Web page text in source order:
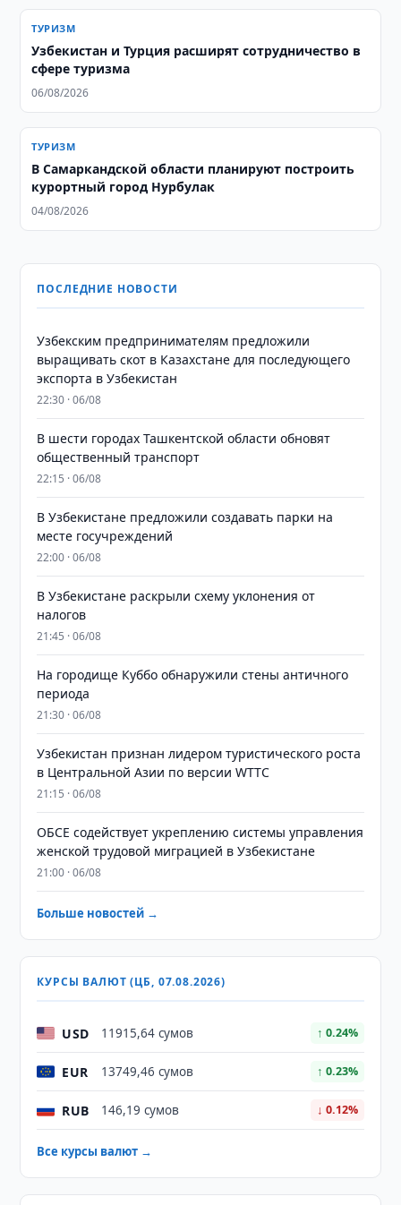
ТУРИЗМ
Узбекистан и Турция расширят сотрудничество в
сфере туризма
06/08/2026
ТУРИЗМ
В Самаркандской области планируют построить
курортный город Нурбулак
04/08/2026
ПОСЛЕДНИЕ НОВОСТИ
Узбекским предпринимателям предложили
выращивать скот в Казахстане для последующего
экспорта в Узбекистан
22:30 · 06/08
В шести городах Ташкентской области обновят
общественный транспорт
22:15 · 06/08
В Узбекистане предложили создавать парки на
месте госучреждений
22:00 · 06/08
В Узбекистане раскрыли схему уклонения от
налогов
21:45 · 06/08
На городище Куббо обнаружили стены античного
периода
21:30 · 06/08
Узбекистан признан лидером туристического роста
в Центральной Азии по версии WTTC
21:15 · 06/08
ОБСЕ содействует укреплению системы управления
женской трудовой миграцией в Узбекистане
21:00 · 06/08
Больше новостей →
КУРСЫ ВАЛЮТ (ЦБ, 07.08.2026)
USD 11915,64 сумов ↑ 0.24%
EUR 13749,46 сумов ↑ 0.23%
RUB 146,19 сумов ↓ 0.12%
Все курсы валют →